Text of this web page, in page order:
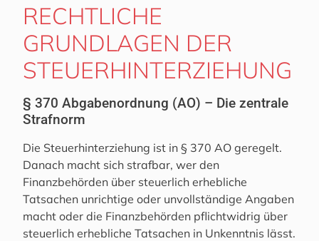
RECHTLICHE
GRUNDLAGEN DER
STEUERHINTERZIEHUNG
§ 370 Abgabenordnung (AO) – Die zentrale
Strafnorm
Die Steuerhinterziehung ist in § 370 AO geregelt.
Danach macht sich strafbar, wer den
Finanzbehörden über steuerlich erhebliche
Tatsachen unrichtige oder unvollständige Angaben
macht oder die Finanzbehörden pflichtwidrig über
steuerlich erhebliche Tatsachen in Unkenntnis lässt.